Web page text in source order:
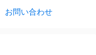
お問い合わせ